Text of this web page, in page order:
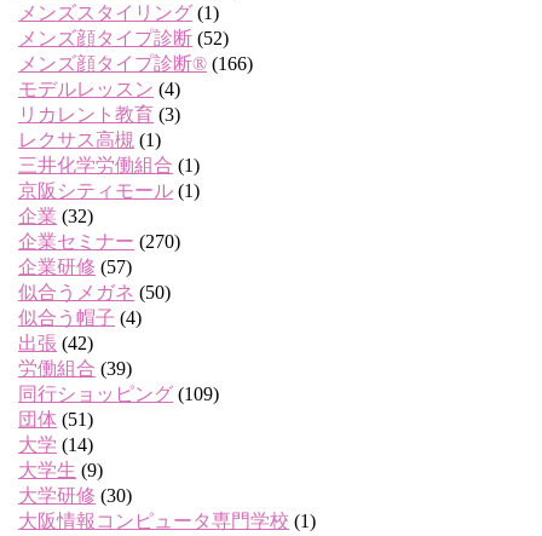
メンズスタイリング (1)
メンズ顔タイプ診断 (52)
メンズ顔タイプ診断® (166)
モデルレッスン (4)
リカレント教育 (3)
レクサス高槻 (1)
三井化学労働組合 (1)
京阪シティモール (1)
企業 (32)
企業セミナー (270)
企業研修 (57)
似合うメガネ (50)
似合う帽子 (4)
出張 (42)
労働組合 (39)
同行ショッピング (109)
団体 (51)
大学 (14)
大学生 (9)
大学研修 (30)
大阪情報コンピュータ専門学校 (1)